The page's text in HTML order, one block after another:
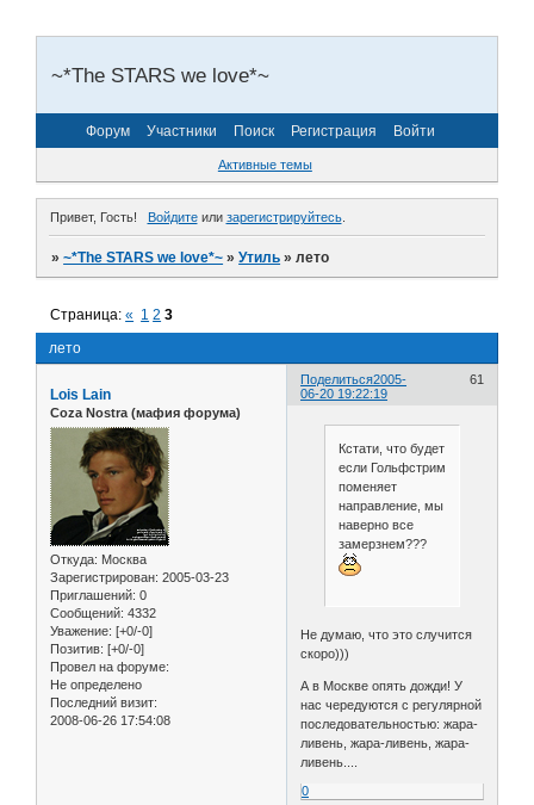
~*The STARS we love*~
Форум Участники Поиск Регистрация Войти
Активные темы
Привет, Гость! Войдитеили зарегистрируйтесь.
»~*The STARS we love*~ »Утиль »лето
лето
Страница:« 1 2 3
Поделиться 61
2005-
06-20 19:22:19
Lois Lain
Coza Nostra (мафия форума)
Откуда: Москва
Зарегистрирован: 2005-03-23
Приглашений: 0
Сообщений: 4332
Уважение: [+0/-0]
Позитив: [+0/-0]
Провел на форуме:
Не определено
Последний визит:
2008-06-26 17:54:08
Кстати, что будет
если Гольфстрим
поменяет
направление, мы
наверно все
замерзнем???
Не думаю, что это случится
скоро)))
А в Москве опять дожди! У
нас чередуются с регулярной
последовательностью: жара-
ливень, жара-ливень, жара-
ливень....
0